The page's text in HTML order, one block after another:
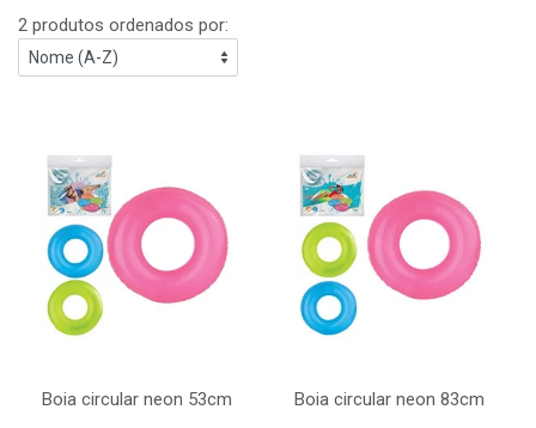
2 produtos ordenados por:
Boia circular neon 53cm Boia circular neon 83cm